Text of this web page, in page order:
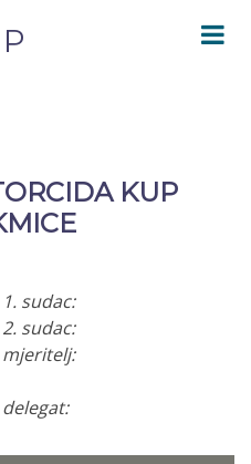
KUP
1. sudac:
2. sudac:
mjeritelj:
delegat: